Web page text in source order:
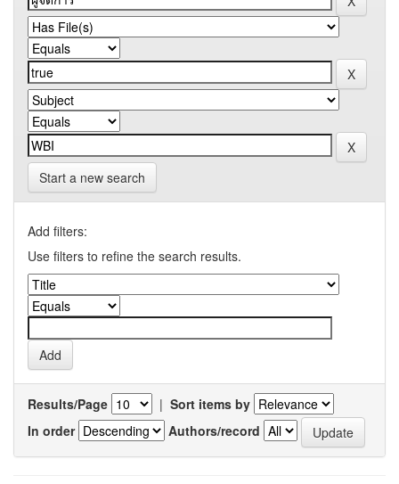
Start a new search
Add filters:
Use filters to refine the search results.
Results/Page | Sort items by
In order
Authors/record